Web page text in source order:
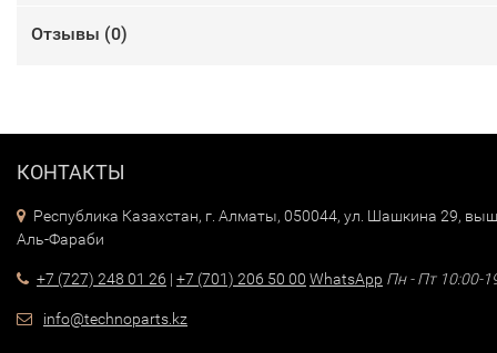
Отзывы (0)
КОНТАКТЫ
Республика Казахстан, г. Алматы, 050044, ул. Шашкина 29,
Аль-Фараби
+7 (727) 248 01 26 | +7 (701) 206 50 00 WhatsApp Пн - Пт 10:00-
info@technoparts.kz